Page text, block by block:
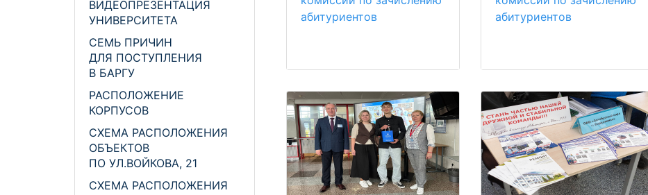
ВИДЕОПРЕЗЕНТАЦИЯ
УНИВЕРСИТЕТА
СЕМЬ ПРИЧИН
ДЛЯ ПОСТУПЛЕНИЯ
В БАРГУ
РАСПОЛОЖЕНИЕ
КОРПУСОВ
СХЕМА РАСПОЛОЖЕНИЯ
ОБЪЕКТОВ
ПО УЛ.ВОЙКОВА, 21
СХЕМА РАСПОЛОЖЕНИЯ
абитуриентов
абитуриентов